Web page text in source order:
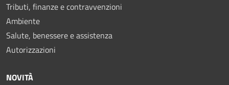
Tributi, finanze e contravvenzioni
Ambiente
Salute, benessere e assistenza
Autorizzazioni
NOVITÀ